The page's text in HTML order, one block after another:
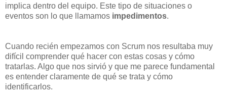
implica dentro del equipo. Este tipo de situaciones o
eventos son lo que llamamos impedimentos.
Cuando recién empezamos con Scrum nos resultaba muy
difícil comprender qué hacer con estas cosas y cómo
tratarlas. Algo que nos sirvió y que me parece fundamental
es entender claramente de qué se trata y cómo
identificarlos.